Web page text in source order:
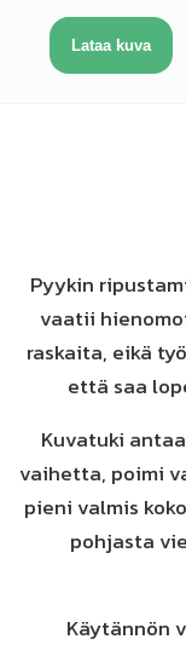
Lataa kuva
Pyykin
vaatii
raskaita, eikä
että saa
Kuvatuki
vaihetta, poimi
pieni valmis
pohjasta
Käytännön